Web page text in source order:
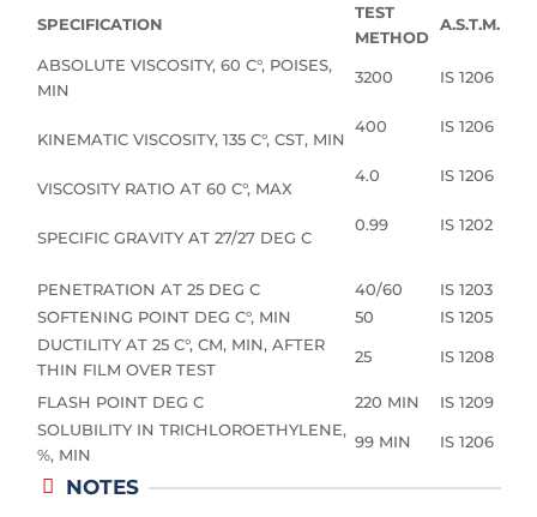
SPECIFICATION
TEST
METHOD
A.S.T.M.
ABSOLUTE VISCOSITY, 60 C°, POISES,
MIN
KINEMATIC VISCOSITY, 135 C°, CST, MIN
VISCOSITY RATIO AT 60 C°, MAX
SPECIFIC GRAVITY AT 27/27 DEG C
3200
400
4.0
0.99
IS 1206
IS 1206
IS 1206
IS 1202
PENETRATION AT 25 DEG C 40/60
IS 1203
SOFTENING POINT DEG C°, MIN
50
IS 1205
DUCTILITY AT 25 C°, CM, MIN, AFTER
THIN FILM OVER TEST
25 IS 1208
FLASH POINT DEG C 220 MIN
IS 1209
SOLUBILITY IN TRICHLOROETHYLENE,
%, MIN
99 MIN IS 1206
NOTES